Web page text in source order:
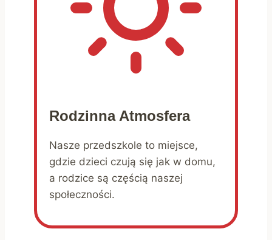
Rodzinna Atmosfera
Nasze przedszkole to miejsce,
gdzie dzieci czują się jak w domu,
a rodzice są częścią naszej
społeczności.